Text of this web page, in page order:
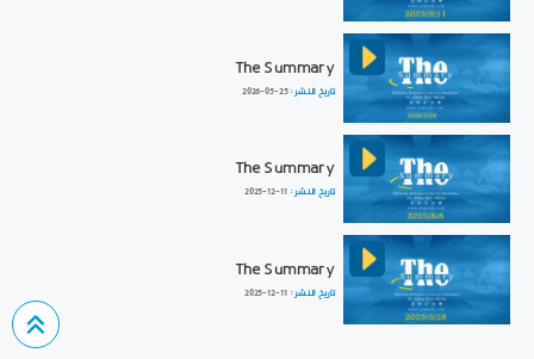
The Summary
تاريخ النشر :2026-05-25
The Summary
تاريخ النشر : 2025-12-11
The Summary
تاريخ النشر : 2025-12-11